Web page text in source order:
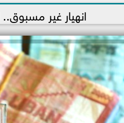
انهيار غير مسبوق..